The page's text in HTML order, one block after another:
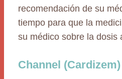
recomendación de su
tiempo para que la
su médico sobre la dosis
Channel